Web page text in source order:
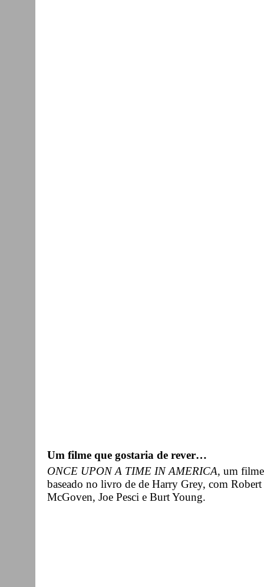
Um filme que gostaria de rever…
ONCE UPON A TIME IN AMERICA, um
baseado no livro de de Harry Grey, com
McGoven, Joe Pesci e Burt Young.